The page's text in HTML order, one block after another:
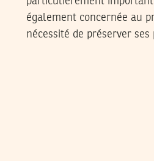
également concernée au
nécessité de préserver ses